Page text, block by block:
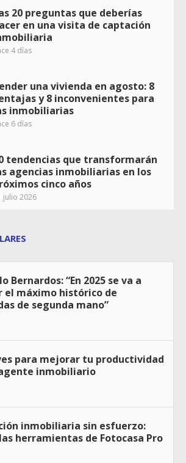
20 preguntas que deberías
en una visita de captación
4 días
una vivienda en agosto: 8
y 8 inconvenientes para
inmobiliarias
6 días
tendencias que transformarán
agencias inmobiliarias en los
cinco años
julio 2026
Bernardos: “En 2025 se va a
el máximo histórico de
de segunda mano”
para mejorar tu productividad
inmobiliario
inmobiliaria sin esfuerzo:
herramientas de Fotocasa Pro